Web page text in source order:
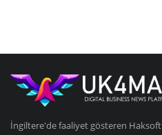
İngiltere'de faaliyet gösteren